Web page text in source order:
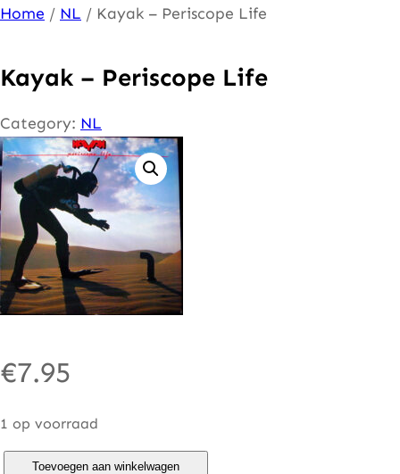
Ga
de
inhoud
Home / NL / Kayak – Periscope Life
Kayak – Periscope Life
Category: NL
€7.95
1 op voorraad
Toevoegen aan winkelwagen